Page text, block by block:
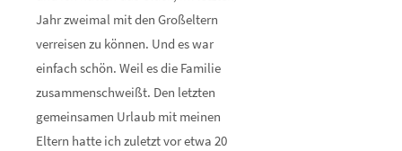
Jahr zweimal mit den Großeltern
verreisen zu können. Und es war
einfach schön. Weil es die Familie
zusammenschweißt. Den letzten
gemeinsamen Urlaub mit meinen
Eltern hatte ich zuletzt vor etwa 20